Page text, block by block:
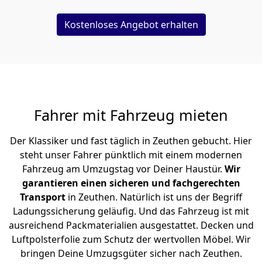
Kostenloses Angebot erhalten
Fahrer mit Fahrzeug mieten
Der Klassiker und fast täglich in Zeuthen gebucht. Hier
steht unser Fahrer pünktlich mit einem modernen
Fahrzeug am Umzugstag vor Deiner Haustür. Wir
garantieren einen sicheren und fachgerechten
Transport in Zeuthen. Natürlich ist uns der Begriff
Ladungssicherung geläufig. Und das Fahrzeug ist mit
ausreichend Packmaterialien ausgestattet. Decken und
Luftpolsterfolie zum Schutz der wertvollen Möbel. Wir
bringen Deine Umzugsgüter sicher nach Zeuthen.